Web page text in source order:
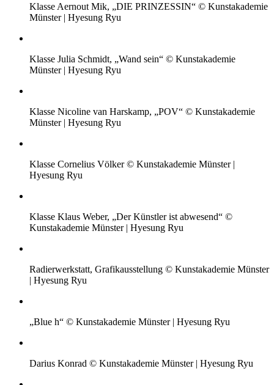
Klasse Aernout Mik, „DIE PRINZESSIN“ © Kunstakademie
Münster | Hyesung Ryu
Klasse Julia Schmidt, „Wand sein“ © Kunstakademie
Münster | Hyesung Ryu
Klasse Nicoline van Harskamp, „POV“ © Kunstakademie
Münster | Hyesung Ryu
Klasse Cornelius Völker © Kunstakademie Münster |
Hyesung Ryu
Klasse Klaus Weber, „Der Künstler ist abwesend“ ©
Kunstakademie Münster | Hyesung Ryu
Radierwerkstatt, Grafikausstellung © Kunstakademie Münster
| Hyesung Ryu
„Blue h“ © Kunstakademie Münster | Hyesung Ryu
Darius Konrad © Kunstakademie Münster | Hyesung Ryu